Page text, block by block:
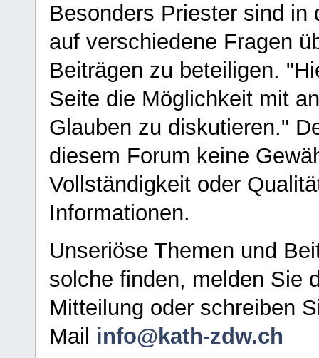
Besonders Priester sind in
auf verschiedene Fragen
Beiträgen zu beteiligen.
Seite die Möglichkeit mit
Glauben zu diskutieren."
diesem Forum keine
Vollständigkeit oder
Informationen.
Unseriöse Themen und
solche finden, melden Sie
Mitteilung oder schreiben
Mail info@kath-zdw.ch